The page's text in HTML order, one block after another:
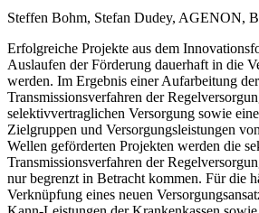
Steffen Bohm, Stefan Dudey, AGENON,
Erfolgreiche Projekte aus dem
Auslaufen der Förderung dauerhaft in die
werden. Im Ergebnis einer Aufarbeitung
Transmissionsverfahren der
selektivvertraglichen Versorgung sowie
Zielgruppen und Versorgungsleistungen
Wellen geförderten Projekten werden die
Transmissionsverfahren der
nur begrenzt in Betracht kommen. Für die
Verknüpfung eines neuen